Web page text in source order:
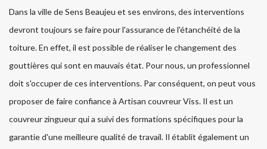
Dans la ville de Sens Beaujeu et ses environs, des interventions
devront toujours se faire pour l'assurance de l'étanchéité de la
toiture. En effet, il est possible de réaliser le changement des
gouttières qui sont en mauvais état. Pour nous, un professionnel
doit s'occuper de ces interventions. Par conséquent, on peut vous
proposer de faire confiance à Artisan couvreur Viss. Il est un
couvreur zingueur qui a suivi des formations spécifiques pour la
garantie d'une meilleure qualité de travail. Il établit également un